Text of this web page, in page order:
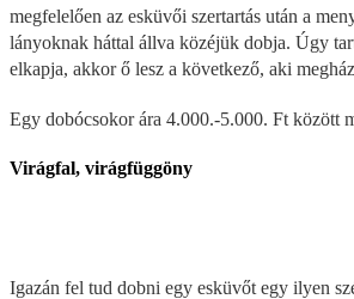
megfelelően az esküvői szertartás után a
lányoknak háttal állva közéjük dobja. Úgy
elkapja, akkor ő lesz a következő, aki
Egy dobócsokor ára 4.000.-5.000. Ft között
Virágfal, virágfüggöny
Igazán fel tud dobni egy esküvőt egy ilyen